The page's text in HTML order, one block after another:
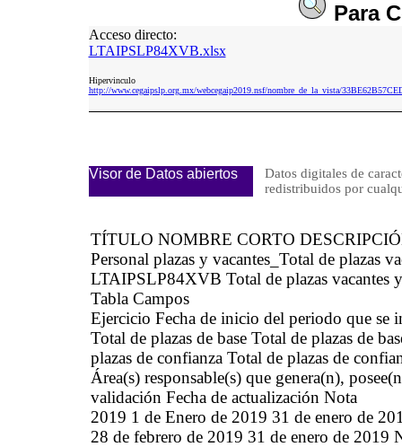
Para
Acceso directo:
LTAIPSLP84XVB.xlsx
Hipervinculo
http://www.cegaipslp.org.mx/webcegaip2019.nsf/nombre_de_la_vista/
Visor de Datos abiertos
Datos digitales de
redistribuidos por
TÍTULO NOMBRE CORTO
Personal plazas y vacantes_Total de plazas
LTAIPSLP84XVB Total de plazas vacantes
Tabla Campos
Ejercicio Fecha de inicio del periodo que se
Total de plazas de base Total de plazas de
plazas de confianza Total de plazas de
Área(s) responsable(s) que genera(n),
validación Fecha de actualización Nota
2019 1 de Enero de 2019 31 de enero de
28 de febrero de 2019 31 de enero de 2019